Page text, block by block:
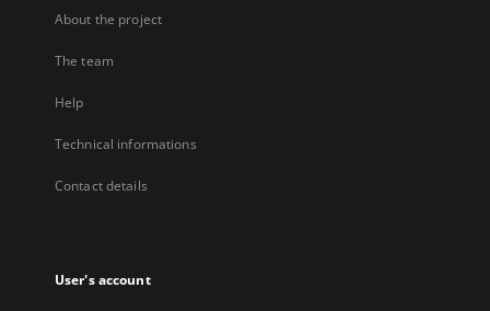
About the project
The team
Help
Technical informations
Contact details
User's account